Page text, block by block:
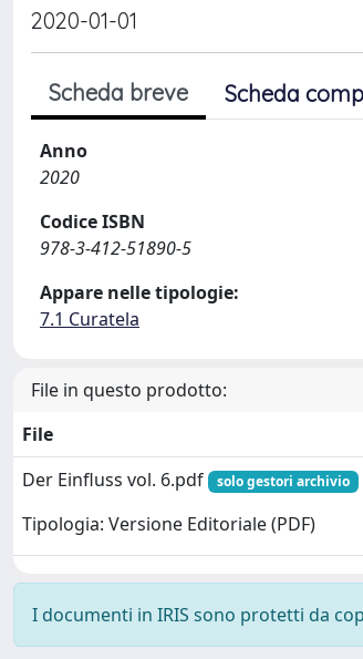
2020-01-01
Scheda breve Scheda
Anno
2020
Codice ISBN
978-3-412-51890-5
Appare nelle tipologie:
7.1 Curatela
File in questo prodotto:
File
Der Einfluss vol. 6.pdf
solo gestori archivio
Tipologia: Versione Editoriale (PDF)
I documenti in IRIS sono protetti da